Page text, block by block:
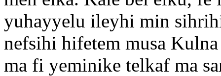
yuhayyelu ileyhi min
nefsihi hifetem musa
ma fi yeminike telkaf ma